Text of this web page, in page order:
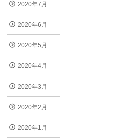
2020年7月
2020年6月
2020年5月
2020年4月
2020年3月
2020年2月
2020年1月